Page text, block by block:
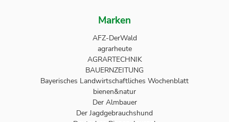
Marken
AFZ-DerWald
agrarheute
AGRARTECHNIK
BAUERNZEITUNG
Bayerisches Landwirtschaftliches Wochenblatt
bienen&natur
Der Almbauer
Der Jagdgebrauchshund